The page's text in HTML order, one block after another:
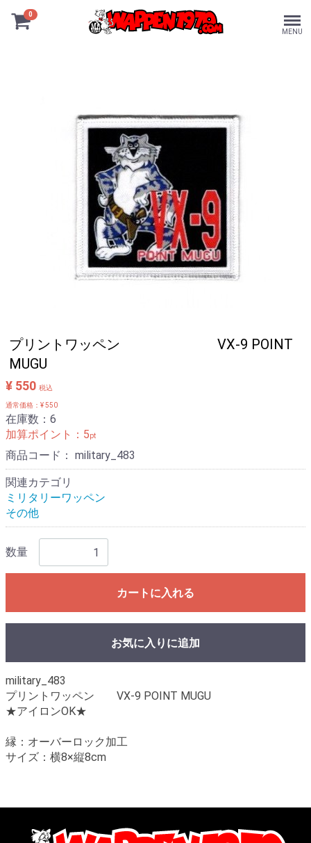
0
MENU
プリントワッペン VX-9 POINT
MUGU
¥ 550 税込
通常価格：¥ 550
在庫数：6
加算ポイント： 5pt
商品コード： military_483
関連カテゴリ
ミリタリーワッペン
その他
数量
カートに入れる
お気に入りに追加
military_483
プリントワッペン VX-9 POINT MUGU
★アイロンOK★
縁：オーバーロック加工
サイズ：横8×縦8cm